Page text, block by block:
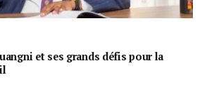
et ses grands défis pour la